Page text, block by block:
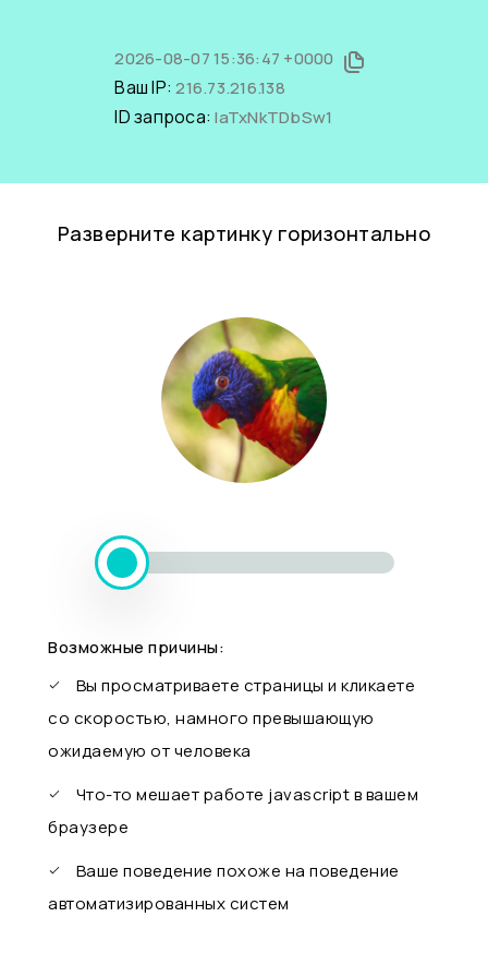
2026-08-07 15:36:47 +0000
Ваш IP:216.73.216.138
ID запроса:laTxNkTDbSw1
Разверните картинку горизонтально
Возможные причины:
Вы просматриваете страницы и кликаете
со скоростью, намного превышающую
ожидаемую от человека
Что-то мешает работе javascript в вашем
браузере
Ваше поведение похоже на поведение
автоматизированных систем